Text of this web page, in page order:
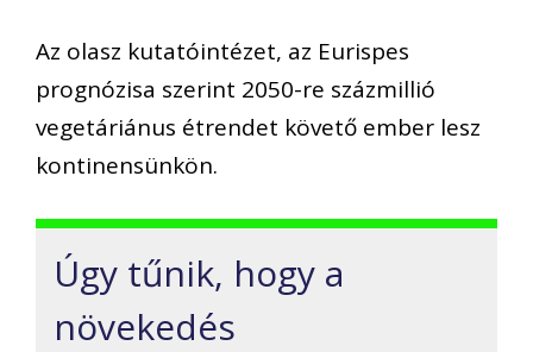
Az olasz kutatóintézet, az Eurispes
prognózisa szerint 2050-re százmillió
vegetáriánus étrendet követő ember lesz
kontinensünkön.
Úgy tűnik, hogy a
növekedés